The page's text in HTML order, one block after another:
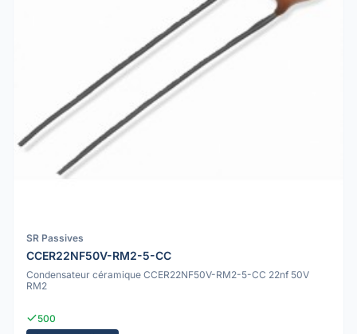
SR Passives
CCER22NF50V-RM2-5-CC
Condensateur céramique CCER22NF50V-RM2-5-CC 22nf 50V
RM2
500